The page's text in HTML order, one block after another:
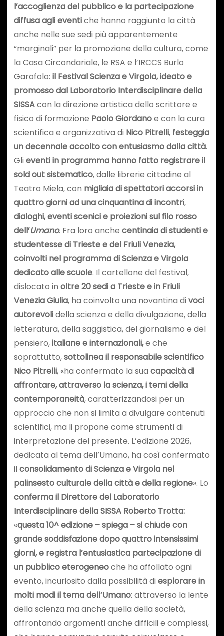
l’accoglienza del pubblico e la partecipazione
diffusa agli eventiche hanno raggiunto la città
anche nelle sue sedi più apparentemente
“marginali” per la promozione della cultura, come
la Casa Circondariale, le RSA e l’IRCCS Burlo
Garofolo: il Festival Scienza e Virgola, ideato e
promosso dal Laboratorio Interdisciplinare della
SISSAcon la direzione artistica dello scrittore e
fisico di formazione Paolo Giordanoe con la cura
scientifica e organizzativa di Nico Pitrelli, festeggia
un decennale accolto con entusiasmo dalla città.
Glieventi in programma hanno fatto registrare il
sold out sistematico, dalle librerie cittadine al
Teatro Miela, con migliaia di spettatori accorsi in
quattro giorni ad una cinquantina di incontri,
dialoghi, eventi scenici e proiezioni sul filo rosso
dell’Umano. Fra loro anche centinaia di studenti e
studentesse di Trieste e del Friuli Venezia,
coinvolti nel programma di Scienza e Virgola
dedicato alle scuole. Il cartellone del festival,
dislocato in oltre 20 sedi a Trieste e in Friuli
Venezia Giulia, ha coinvolto una novantina divoci
autorevolidella scienza e della divulgazione, della
letteratura, della saggistica, del giornalismo e del
pensiero,italiane e internazionali,e che
soprattutto,sottolinea il responsabile scientifico
Nico Pitrelli, «ha confermato la sua capacità di
affrontare, attraverso la scienza, i temi della
contemporaneità, caratterizzandosi per un
approccio che non si limita a divulgare contenuti
scientifici, ma li propone come strumenti di
interpretazione del presente. L’edizione 2026,
dedicata al tema dell’Umano, ha così confermato
ilconsolidamento di Scienza e Virgola nel
palinsesto culturale della città e della regione». Lo
conferma il Direttore del Laboratorio
Interdisciplinare della SISSA Roberto Trotta:
«questa 10^ edizione – spiega – si chiude con
grande soddisfazione dopo quattro intensissimi
giorni, e registra l’entusiastica partecipazione di
un pubblico eterogeneoche ha affollato ogni
evento, incuriosito dalla possibilità diesplorare in
molti modi il tema dell’Umano: attraverso la lente
della scienza ma anche quella della società,
affrontando argomenti anche difficili e complessi,